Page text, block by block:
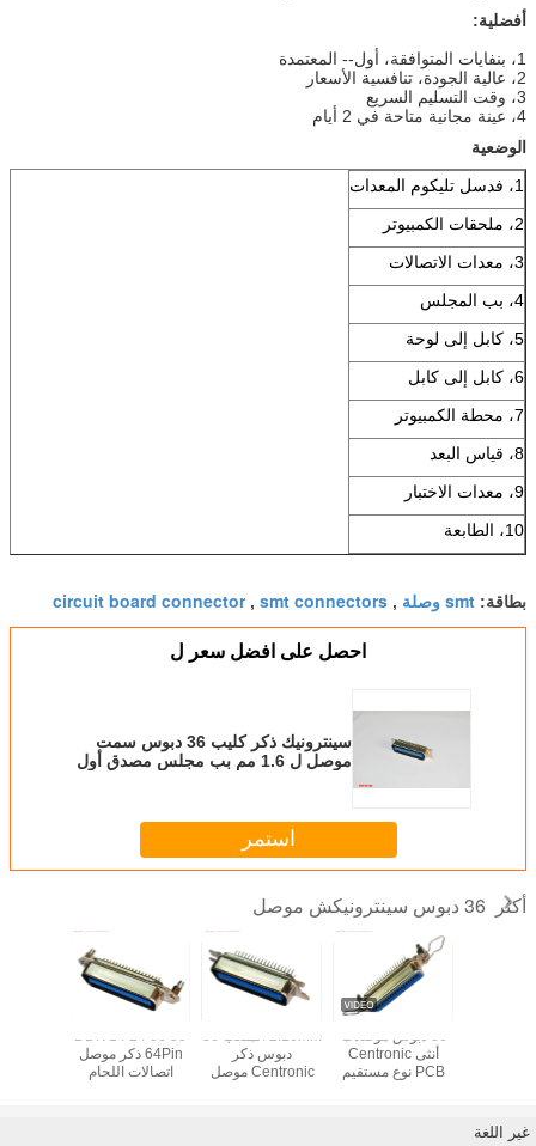
أفضلية:
1، بنفايات المتوافقة، أول-- المعتمدة
2، عالية الجودة، تنافسية الأسعار
3، وقت التسليم السريع
4، عينة مجانية متاحة في 2 أيام
الوضعية
1، فدسل تليكوم المعدات
2، ملحقات الكمبيوتر
3، معدات الاتصالات
4، بب المجلس
5، كابل إلى لوحة
6، كابل إلى كابل
7، محطة الكمبيوتر
8، قياس البعد
9، معدات الاختبار
10، الطابعة
بطاقة: smt وصلة ,
smt connectors
,
circuit board connector
احصل على افضل سعر ل
سينترونيك ذكر كليب 36 دبوس سمت
موصل ل 1.6 مم بب مجلس مصدق أول
استمر
أكثر 36 دبوس سينترونيكش موصل
DDK 14 24 36 50
64Pin ذكر موصل
اتصالات اللحام
2.16mm الملعب 36
دبوس ذكر
Centronic موصل
36 دبوس موصلات
أنثى Centronic
PCB نوع مستقيم
غير اللغة